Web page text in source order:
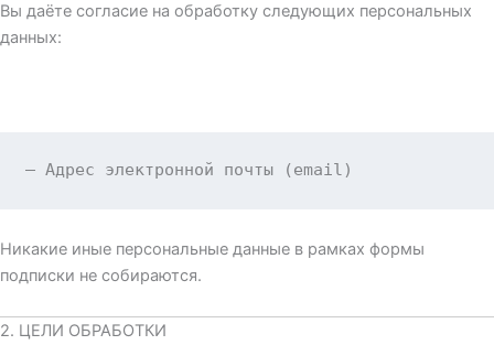
Вы даёте согласие на обработку следующих персональных
данных:
— Адрес электронной почты (email )
Никакие иные персональные данные в рамках формы
подписки не собираются.
2. ЦЕЛИ ОБРАБОТКИ